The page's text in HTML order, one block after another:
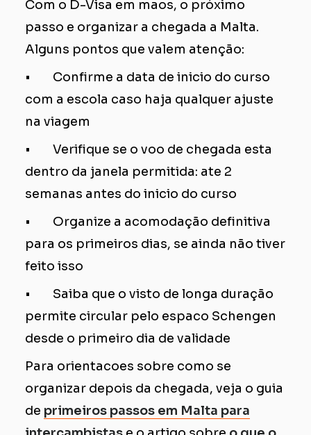
Com o D-Visa em maos, o próximo
passo e organizar a chegada a Malta.
Alguns pontos que valem atenção:
• Confirme a data de inicio do curso
com a escola caso haja qualquer ajuste
na viagem
• Verifique se o voo de chegada esta
dentro da janela permitida: ate 2
semanas antes do inicio do curso
• Organize a acomodação definitiva
para os primeiros dias, se ainda não tiver
feito isso
• Saiba que o visto de longa duração
permite circular pelo espaco Schengen
desde o primeiro dia de validade
Para orientacoes sobre como se
organizar depois da chegada, veja o guia
de primeiros passos em Malta para